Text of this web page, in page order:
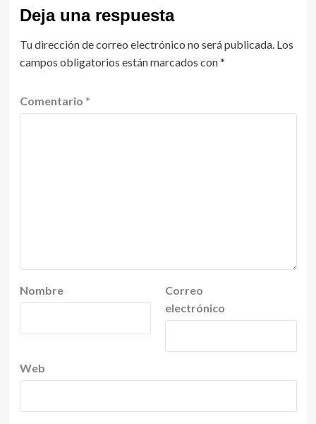
Deja una respuesta
Tu dirección de correo electrónico no será publicada. Los
campos obligatorios están marcados con*
Comentario *
Nombre
Correo
electrónico
Web